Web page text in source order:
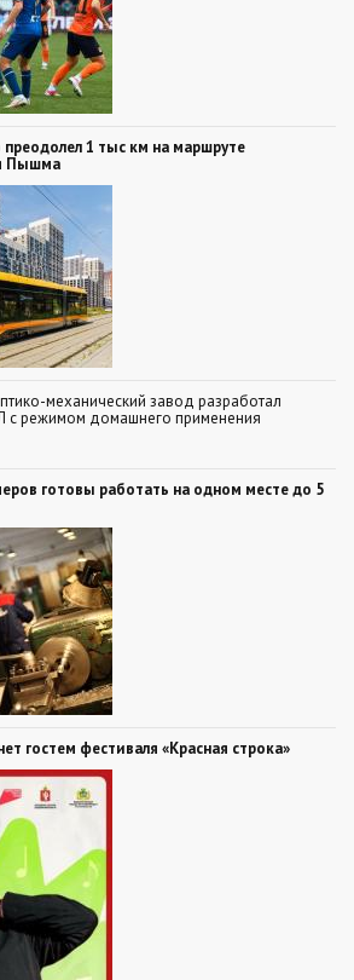
1 тыс км на маршруте
Пышма
механический завод разработал
с режимом домашнего применения
готовы работать на одном месте до 5
гостем фестиваля «Красная строка»